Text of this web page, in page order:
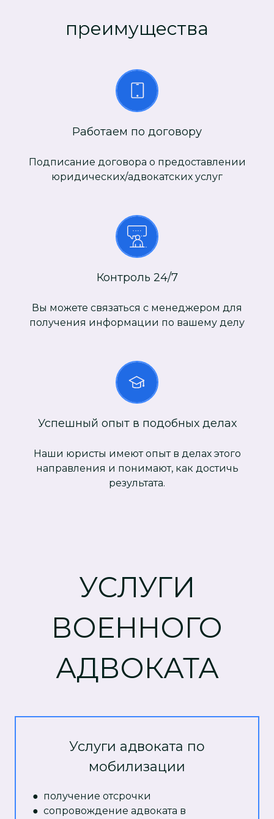
преимущества
Работаем по договору
Подписание договора о предоставлении
юридических/адвокатских услуг
Контроль 24/7
Вы можете связаться с менеджером для
получения информации по вашему делу
Успешный опыт в подобных делах
Наши юристы имеют опыт в делах этого
направления и понимают, как достичь
результата.
УСЛУГИ
ВОЕННОГО
АДВОКАТА
Услуги адвоката по
мобилизации
● получение отсрочки
● сопровождение адвоката в